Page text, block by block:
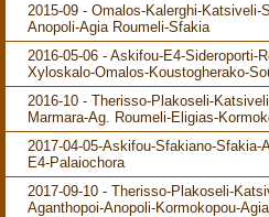
2015-09 - Omalos-Kalerghi-
Anopoli-Agia Roumeli-Sfakia
2016-05-06 - Askifou-E4-Sideroporti-
Xyloskalo-Omalos-Koustogherako-
2016-10 - Therisso-Plakoseli-
Marmara-Ag. Roumeli-Eligias-
2017-04-05-Askifou-Sfakiano-Sfakia-
E4-Palaiochora
2017-09-10 - Therisso-Plakoseli-
Aganthopoi-Anopoli-Kormokopou-